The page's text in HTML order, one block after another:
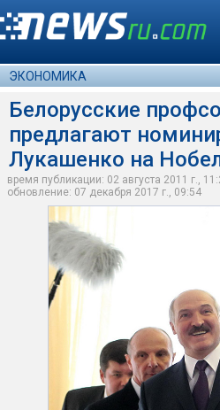
ЭКОНОМИКА
Белорусские
предлагают
Лукашенко на
время публикации: 02 августа 2011 г.,
обновление: 07 декабря 2017 г., 09:54